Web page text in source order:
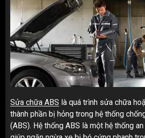
Sửa chữa ABS là quá trình sửa chữa
thành phần bị hỏng trong hệ thống
(ABS). Hệ thống ABS là một hệ thống